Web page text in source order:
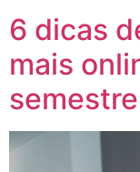
6 dicas
mais
semestre​